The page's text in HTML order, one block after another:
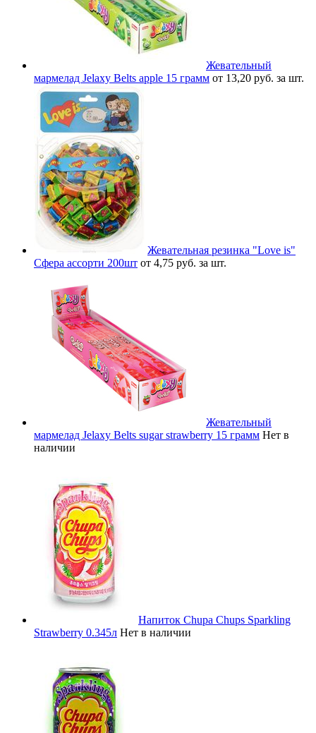
Жевательный
мармелад Jelaxy Belts apple 15 грамм от 13,20 руб. за шт.
Жевательная резинка "Love is"
Сфера ассорти 200шт от 4,75 руб. за шт.
Жевательный
мармелад Jelaxy Belts sugar strawberry 15 грамм Нет в
наличии
Напиток Chupa Chups Sparkling
Strawberry 0.345л Нет в наличии